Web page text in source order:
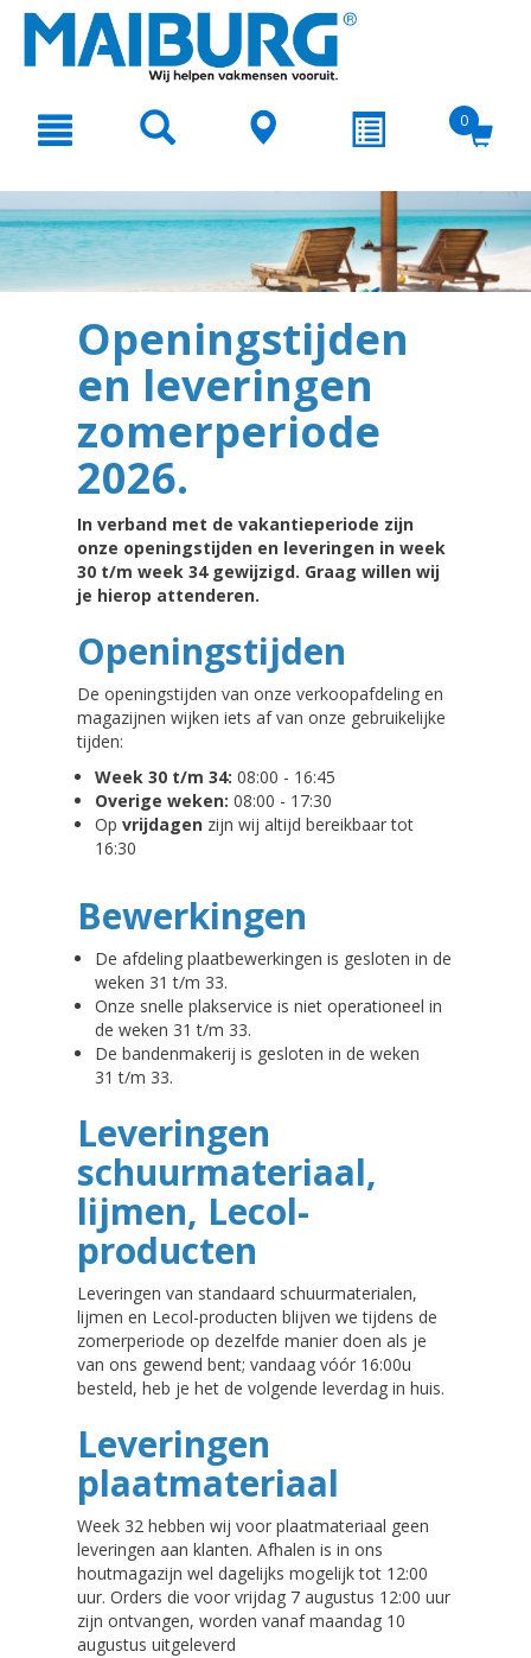
text.skipToNavigation
0
Openingstijden
en leveringen
zomerperiode
2026.
In verband met de vakantieperiode zijn
onze openingstijden en leveringen in week
30 t/m week 34 gewijzigd. Graag willen wij
je hierop attenderen.
Openingstijden
De openingstijden van onze verkoopafdeling en
magazijnen wijken iets af van onze gebruikelijke
tijden:
Week 30 t/m 34: 08:00 - 16:45
Overige weken: 08:00 - 17:30
Op vrijdagen zijn wij altijd bereikbaar tot
16:30
Bewerkingen
De afdeling plaatbewerkingen is gesloten in de
weken 31 t/m 33.
Onze snelle plakservice is niet operationeel in
de weken 31 t/m 33.
De bandenmakerij is gesloten in de weken
31 t/m 33.
Leveringen
schuurmateriaal,
lijmen, Lecol-
producten
Leveringen van standaard schuurmaterialen,
lijmen en Lecol-producten blijven we tijdens de
zomerperiode op dezelfde manier doen als je
van ons gewend bent; vandaag vóór 16:00u
besteld, heb je het de volgende leverdag in huis.
Leveringen
plaatmateriaal
Week 32 hebben wij voor plaatmateriaal geen
leveringen aan klanten. Afhalen is in ons
houtmagazijn wel dagelijks mogelijk tot 12:00
uur. Orders die voor vrijdag 7 augustus 12:00 uur
zijn ontvangen, worden vanaf maandag 10
augustus uitgeleverd